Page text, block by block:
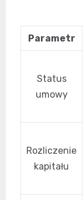
Parametr
Status
umowy
Rozliczenie
kapitału